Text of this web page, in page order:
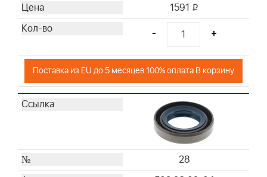
1591 i
- +
Поставка из EU до 5 месяцев 100% оплата В корзину
28